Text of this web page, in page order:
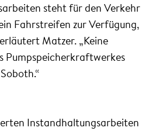
steht für den Verkehr
Fahrstreifen zur Verfügung,
Matzer. „Keine
Pumpspeicherkraftwerkes
Instandhaltungsarbeiten